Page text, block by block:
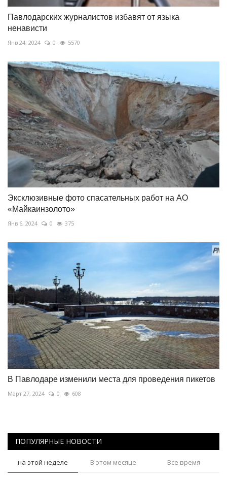
Павлодарских журналистов избавят от языка
ненависти
Янв 24, 2024 0 5570
Эксклюзивные фото спасательных работ на АО
«Майкаинзолото»
Янв 6, 2024 0 375
В Павлодаре изменили места для проведения пикетов
Март 27, 2024 0 608
ПОПУЛЯРНЫЕ НОВОСТИ
на этой неделе В этом месяце Все время